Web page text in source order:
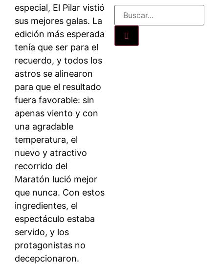
especial, El Pilar vistió
sus mejores galas. La
edición más esperada
tenía que ser para el
recuerdo, y todos los
astros se alinearon
para que el resultado
fuera favorable: sin
apenas viento y con
una agradable
temperatura, el
nuevo y atractivo
recorrido del
Maratón lució mejor
que nunca. Con estos
ingredientes, el
espectáculo estaba
servido, y los
protagonistas no
decepcionaron.